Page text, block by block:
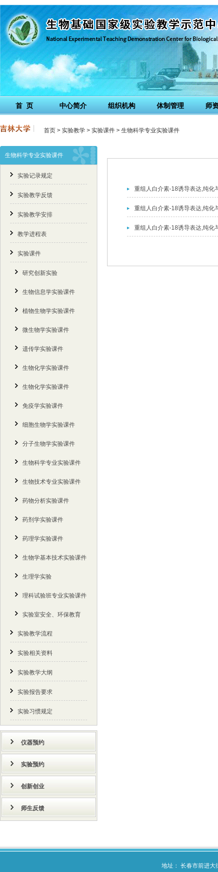
首 页 中心简介 组织机构 体制管理 师
首页 > 实验教学 > 实验课件 > 生物科学专业实验课件
生物科学专业实验课件
实验记录规定
实验教学反馈
实验教学安排
教学进程表
实验课件
研究创新实验
生物信息学实验课件
植物生物学实验课件
微生物学实验课件
遗传学实验课件
生物化学实验课件
生物化学实验课件
免疫学实验课件
细胞生物学实验课件
分子生物学实验课件
生物科学专业实验课件
生物技术专业实验课件
药物分析实验课件
药剂学实验课件
药理学实验课件
生物学基本技术实验课件
生理学实验
理科试验班专业实验课件
实验室安全、环保教育
实验教学流程
实验相关资料
实验教学大纲
实验报告要求
实验习惯规定
仪器预约
实验预约
创新创业
师生反馈
重组人白介素-18诱导表达,纯化
重组人白介素-18诱导表达,纯化
重组人白介素-18诱导表达,纯化
地址： 长春市前进